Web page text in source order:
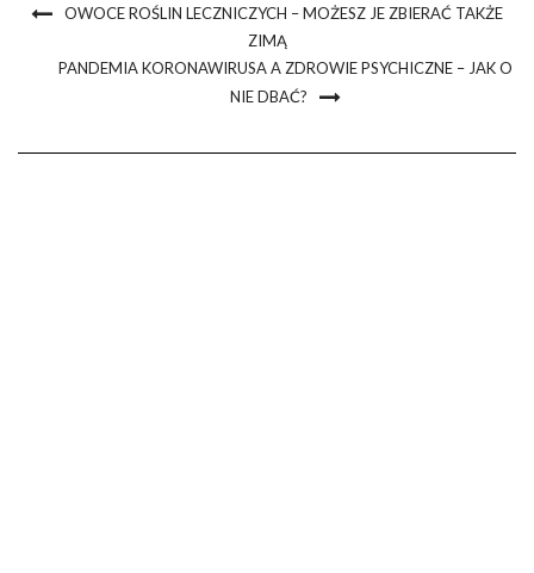
OWOCE ROŚLIN LECZNICZYCH – MOŻESZ JE ZBIERAĆ TAKŻE
ZIMĄ
PANDEMIA KORONAWIRUSA A ZDROWIE PSYCHICZNE – JAK O
NIE DBAĆ?